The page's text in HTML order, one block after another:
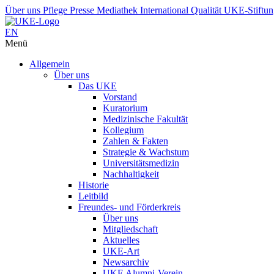
Über uns Pflege Presse Mediathek International Qualität UKE-
EN
Menü
Allgemein
Über uns
Das UKE
Vorstand
Kuratorium
Medizinische Fakultät
Kollegium
Zahlen & Fakten
Strategie & Wachstum
Universitätsmedizin
Nachhaltigkeit
Historie
Leitbild
Freundes- und Förderkreis
Über uns
Mitgliedschaft
Aktuelles
UKE-Art
Newsarchiv